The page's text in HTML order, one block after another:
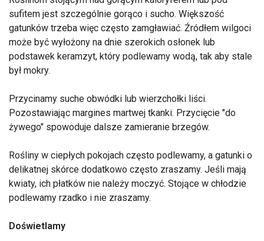
sufitem jest szczególnie gorąco i sucho. Większość
gatunków trzeba więc często zamgławiać. Źródłem wilgoci
może być wyłożony na dnie szerokich osłonek lub
podstawek keramzyt, który podlewamy wodą, tak aby stale
był mokry.
Przycinamy suche obwódki lub wierzchołki liści.
Pozostawiając margines martwej tkanki. Przycięcie "do
żywego" spowoduje dalsze zamieranie brzegów.
Rośliny w ciepłych pokojach często podlewamy, a gatunki o
delikatnej skórce dodatkowo często zraszamy. Jeśli mają
kwiaty, ich płatków nie należy moczyć. Stojące w chłodzie
podlewamy rzadko i nie zraszamy.
Doświetlamy